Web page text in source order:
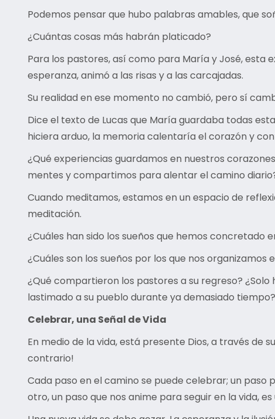
Podemos pensar que hubo palabras amables, que
¿Cuántas cosas más habrán platicado?
Para los pastores, así como para María y José, esta
esperanza, animó a las risas y a las carcajadas.
Su realidad en ese momento no cambió, pero sí
Dice el texto de Lucas que María guardaba todas
hiciera arduo, la memoria calentaría el corazón y
¿Qué experiencias guardamos en nuestros
mentes y compartimos para alentar el camino
Cuando meditamos, estamos en un espacio de
meditación.
¿Cuáles han sido los sueños que hemos concretado
¿Cuáles son los sueños por los que nos
¿Qué compartieron los pastores a su regreso?
lastimado a su pueblo durante ya demasiado tiempo?
Celebrar, una Señal de Vida
En medio de la vida, está presente Dios, a través de
contrario!
Cada paso en el camino se puede celebrar; un paso
otro, un paso que nos anime para seguir en la vida,